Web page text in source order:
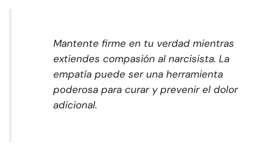
Mantente firme en tu verdad mientras
extiendes compasión al narcisista. La
empatía puede ser una herramienta
poderosa para curar y prevenir el dolor
adicional.